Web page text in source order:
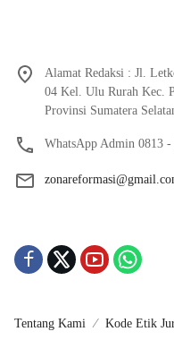
Alamat Redaksi : Jl.
04 Kel. Ulu Rurah Kec.
Provinsi Sumatera
WhatsApp Admin 0813
Tentang Kami Kode Etik